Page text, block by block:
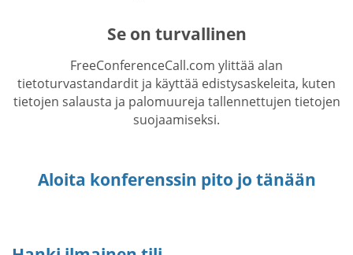
Se on turvallinen
FreeConferenceCall.com ylittää alan
tietoturvastandardit ja käyttää edistysaskeleita, kuten
tietojen salausta ja palomuureja tallennettujen tietojen
suojaamiseksi.
Aloita konferenssin pito jo tänään